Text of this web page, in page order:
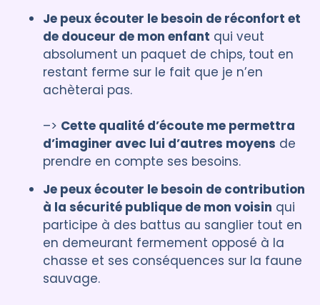
Je peux écouter le besoin de réconfort et
de douceur de mon enfant qui veut
absolument un paquet de chips, tout en
restant ferme sur le fait que je n’en
achèterai pas.
–> Cette qualité d’écoute me permettra
d’imaginer avec lui d’autres moyens de
prendre en compte ses besoins.
Je peux écouter le besoin de contribution
à la sécurité publique de mon voisin qui
participe à des battus au sanglier tout en
en demeurant fermement opposé à la
chasse et ses conséquences sur la faune
sauvage.